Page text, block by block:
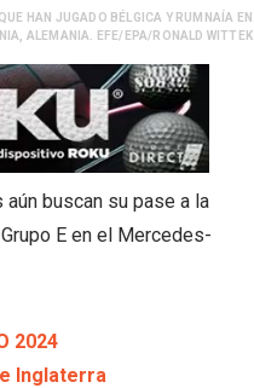
HAN JUGADO BÉLGICA Y RUMNAÍA EN
ALEMANIA. EFE/EPA/RONALD WITTEK
buscan su pase a la
E en el Mercedes-
2024
Inglaterra